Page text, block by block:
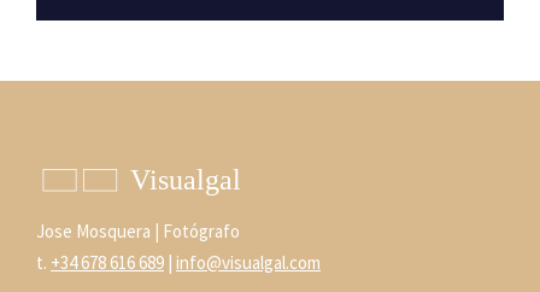
Jose Mosquera | Fotógrafo
t. +34 678 616 689 | info@visualgal.com